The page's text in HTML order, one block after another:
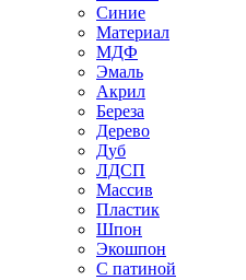
Синие
Материал
МДФ
Эмаль
Акрил
Береза
Дерево
Дуб
ЛДСП
Массив
Пластик
Шпон
Экошпон
С патиной